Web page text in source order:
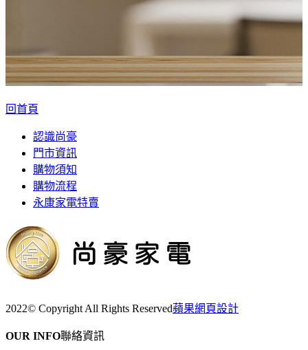
回首頁
認識尚豪
門市資訊
購物須知
購物流程
永康家電特賣
2022© Copyright All Rights Reserved蘋果網頁設計
OUR INFO聯絡資訊